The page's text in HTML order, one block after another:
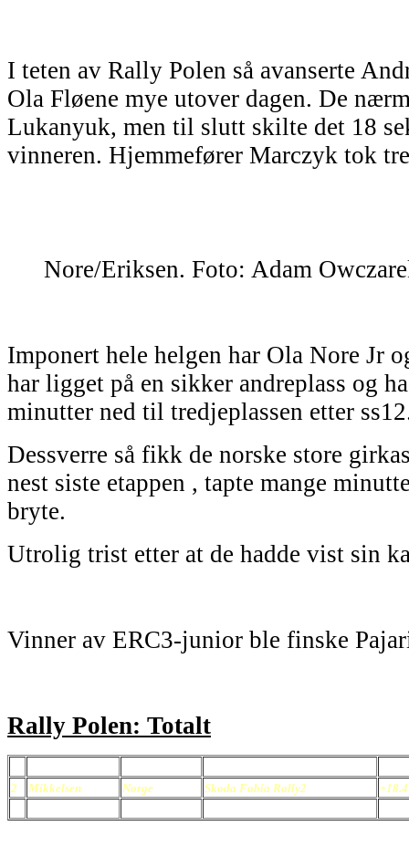
I teten av Rally Polen så avanserte
Ola Fløene mye utover dagen. De
Lukanyuk, men til slutt skilte det 18
vinneren. Hjemmefører Marczyk tok
Nore/Eriksen. Foto: Adam
Imponert hele helgen har Ola Nore Jr
har ligget på en sikker andreplass og
minutter ned til tredjeplassen etter
Dessverre så fikk de norske store
nest siste etappen , tapte mange
bryte.
Utrolig trist etter at de hadde vist sin
Vinner av ERC3-junior ble finske
Rally Polen: Totalt
2
Mikkelsen Norge Skoda Fabia Rally2
+18.4